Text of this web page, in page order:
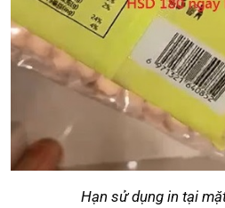
Hạn sử dụng in tại